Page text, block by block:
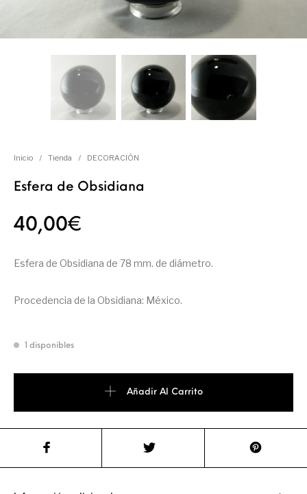
CONSUMO
Inicio / Tienda / DECORACIÓN
Esfera de Obsidiana
40,00€
Esfera de Obsidiana de 78 mm. de diámetro.
Procedencia de la Obsidiana: México.
1 disponibles
Añadir Al Carrito